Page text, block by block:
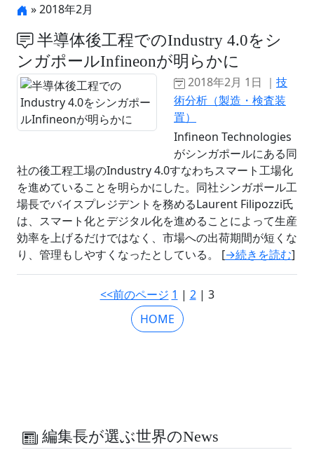
» 2018年2月
半導体後工程でのIndustry 4.0をシ
ンガポールInfineonが明らかに
2018年2月 1日 ｜ 技
術分析（製造・検査装
置）
Infineon Technologies
がシンガポールにある同
社の後工程工場のIndustry 4.0すなわちスマート工場化
を進めていることを明らかにした。同社シンガポール工
場長でバイスプレジデントを務めるLaurent Filipozzi氏
は、スマート化とデジタル化を進めることによって生産
効率を上げるだけではなく、市場への出荷期間が短くな
り、管理もしやすくなったとしている。 [→続きを読む]
<<前のページ 1 | 2| 3
HOME
編集長が選ぶ世界のNews